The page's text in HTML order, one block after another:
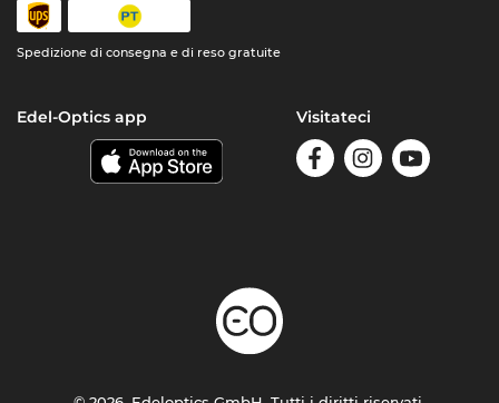
Spedizione di consegna e di reso gratuite
Edel-Optics app Visitateci